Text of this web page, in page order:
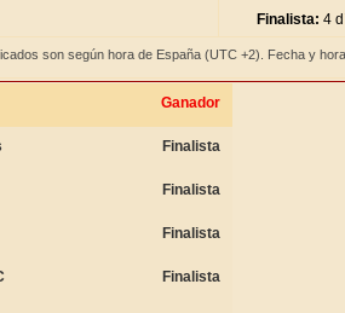
Finalista: 4
son según hora de España (UTC +2). Fecha y
Ganador
Finalista
Finalista
Finalista
Finalista